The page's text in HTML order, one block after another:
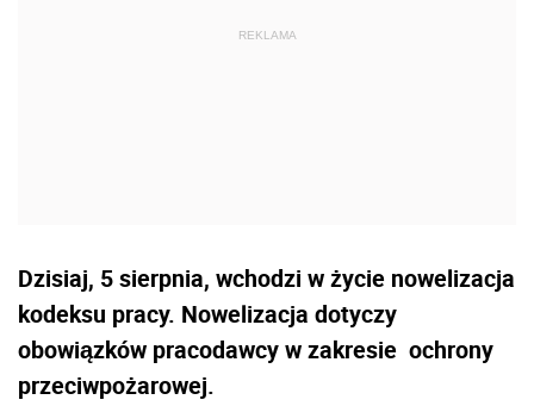
Dzisiaj, 5 sierpnia, wchodzi w życie nowelizacja
kodeksu pracy. Nowelizacja dotyczy
obowiązków pracodawcy w zakresie ochrony
przeciwpożarowej.